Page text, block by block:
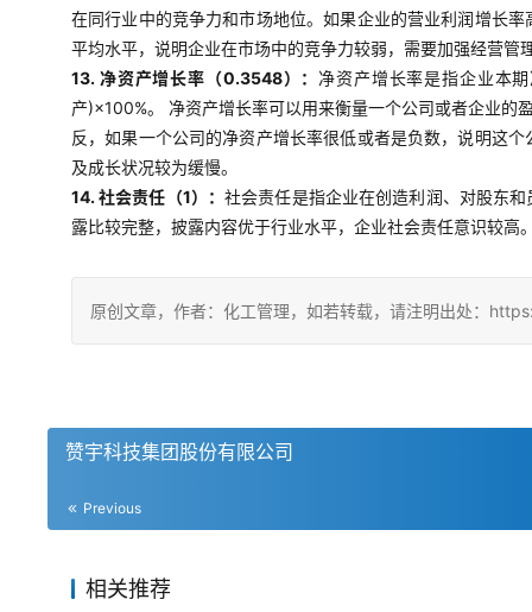
在同行业中的竞争力和市场地位。如果企业的营业利润增长
平均水平，说明企业在市场中的竞争力较弱，需要加强经营
13. 净资产增长率（0.3548）： 净资产增长率是指企业本
产)×100%。 净资产增长率可以用来衡量一个公司或者企业的
反，如果一个公司的净资产增长率很低或者是负数，说明这
及成长状况较为缓慢。
14. 社会责任（1）：社会责任是指企业在创造利润、对股东
露比较完整，披露内容优于行业水平，企业社会责任意识较高
原创文章，作者：化工管理，如若转载，请注明出处：
赞宇科技集团股份有限公司
Previous
相关推荐